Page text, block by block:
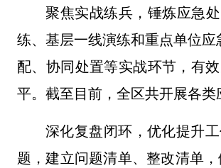
聚焦实战练兵，锤炼应急
练、基层一线演练和重点单位
配、协同处置等实战环节，有
平。截至目前，全区共开展各类
深化复盘闭环，优化提升
题，建立问题清单、整改清单